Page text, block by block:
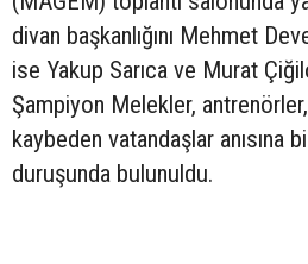
divan başkanlığını Mehmet
ise Yakup Sarıca ve Murat
Şampiyon Melekler,
kaybeden vatandaşlar anısına
duruşunda bulunuldu.